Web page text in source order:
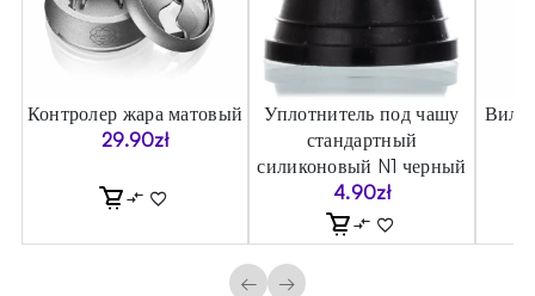
Контролер жара матовый
29.90zł
Уплотнитель под чашу
стандартный
силиконовый N1 черный
4.90zł
← →